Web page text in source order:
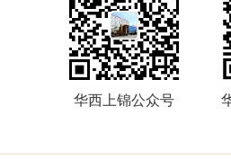
华西上锦公众号